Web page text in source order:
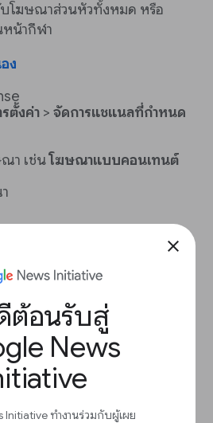
close
ต้อนรับสู่
News
Initiative ทำงานร่วมกับผู้เผย
โฆษณาส่วนหัวทั้งหมด หรือ
น้ากีฬา
ง
รตั้งค่า > จัดการแชแนลที่กำหนด
ณา เช่นโฆษณาแบบคอนเทนต์
เลือก
ษณา เช่น ส่วนหัวข้อและตำแหน่ง
ำหนดเองสำหรับตำแหน่งที่มอง
แรกหรือด้านบนของหน้า
ธิบายที่เฉพาะเจาะจงให้แก่แช
ลงโฆษณา